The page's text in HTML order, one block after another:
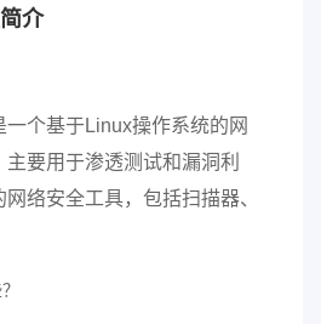
介
一个基于Linux操作系统的网
要用于渗透测试和漏洞利
络安全工具，包括扫描器、